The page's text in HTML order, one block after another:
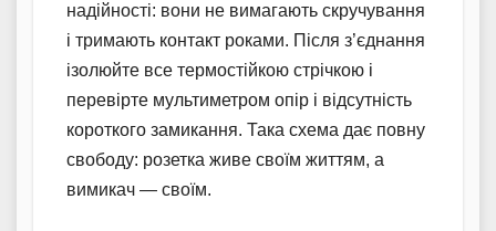
надійності: вони не вимагають скручування
і тримають контакт роками. Після з’єднання
ізолюйте все термостійкою стрічкою і
перевірте мультиметром опір і відсутність
короткого замикання. Така схема дає повну
свободу: розетка живе своїм життям, а
вимикач — своїм.